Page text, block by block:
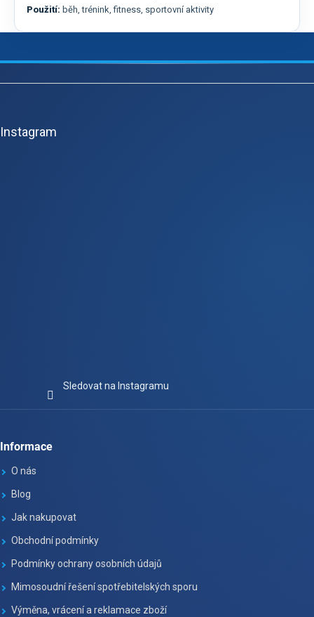
Použití: běh, trénink, fitness, sportovní aktivity
Z
Instagram
Sledovat na Instagramu
Informace
O nás
Blog
Jak nakupovat
Obchodní podmínky
Podmínky ochrany osobních údajů
Mimosoudní řešení spotřebitelských sporu
Výměna, vrácení a reklamace zboží